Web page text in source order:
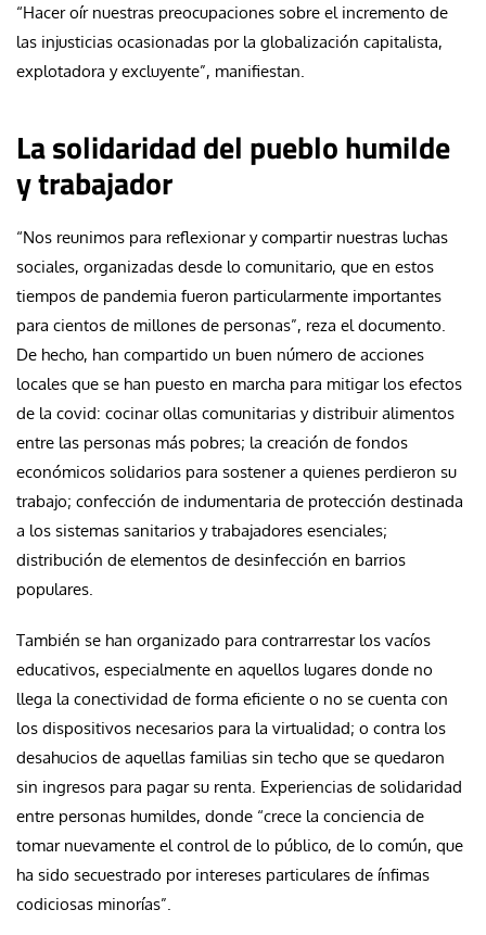
“Hacer oír nuestras preocupaciones sobre el incremento de
las injusticias ocasionadas por la globalización capitalista,
explotadora y excluyente”, manifiestan.
La solidaridad del pueblo humilde
y trabajador
“Nos reunimos para reflexionar y compartir nuestras luchas
sociales, organizadas desde lo comunitario, que en estos
tiempos de pandemia fueron particularmente importantes
para cientos de millones de personas”, reza el documento.
De hecho, han compartido un buen número de acciones
locales que se han puesto en marcha para mitigar los efectos
de la covid: cocinar ollas comunitarias y distribuir alimentos
entre las personas más pobres; la creación de fondos
económicos solidarios para sostener a quienes perdieron su
trabajo; confección de indumentaria de protección destinada
a los sistemas sanitarios y trabajadores esenciales;
distribución de elementos de desinfección en barrios
populares.
También se han organizado para contrarrestar los vacíos
educativos, especialmente en aquellos lugares donde no
llega la conectividad de forma eficiente o no se cuenta con
los dispositivos necesarios para la virtualidad; o contra los
desahucios de aquellas familias sin techo que se quedaron
sin ingresos para pagar su renta. Experiencias de solidaridad
entre personas humildes, donde “crece la conciencia de
tomar nuevamente el control de lo público, de lo común, que
ha sido secuestrado por intereses particulares de ínfimas
codiciosas minorías”.